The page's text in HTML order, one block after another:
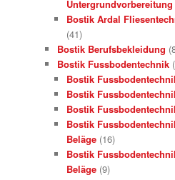
Untergrundvorbereitung
Bostik Ardal
(41)
Bostik Berufsbekleidung
Bostik Fussbodentechnik
Bostik
Bostik
Bostik
Bostik
Beläge (16)
Bostik
Beläge (9)